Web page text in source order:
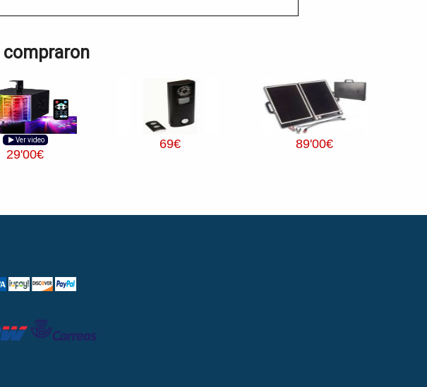
Ver video
29'00€
69€ 89'00€